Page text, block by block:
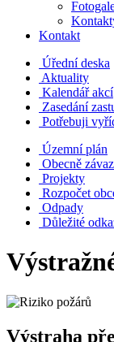
Kontakt
Úřední deska
Aktuality
Kalendář akcí
Zasedání
Potřebuji
Územní plán
Obecně
Projekty
Rozpočet
Odpady
Důležité
Výstraha